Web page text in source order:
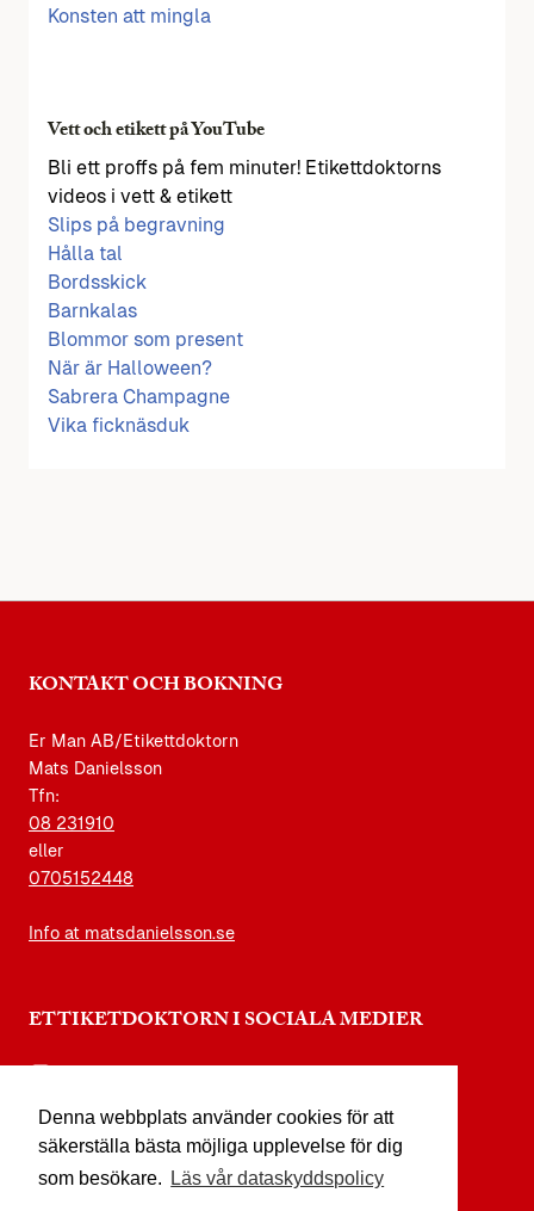
Denna webbplats använder cookies för att
säkerställa bästa möjliga upplevelse för dig
som besökare.
Läs vår dataskyddspolicy
Konsten att mingla
Vett och etikett på YouTube
Bli ett proffs på fem minuter! Etikettdoktorns
videos i vett & etikett
Slips på begravning
Hålla tal
Bordsskick
Barnkalas
Blommor som present
När är Halloween?
Sabrera Champagne
Vika ficknäsduk
KONTAKT OCH BOKNING
Er Man AB/Etikettdoktorn
Mats Danielsson
Tfn:
08 231910
eller
0705152448
Info at matsdanielsson.se
ETTIKETDOKTORN I SOCIALA MEDIER
facebook.com/etikettdoktorn
youtube.com/etikettdoktorn